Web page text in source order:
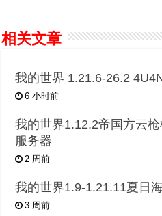
相关文章
我的世界 1.21.6-26.2
6 小时前
我的世界1.12.2帝国方云
服务器
2 周前
我的世界1.9-1.21.11夏日
3 周前